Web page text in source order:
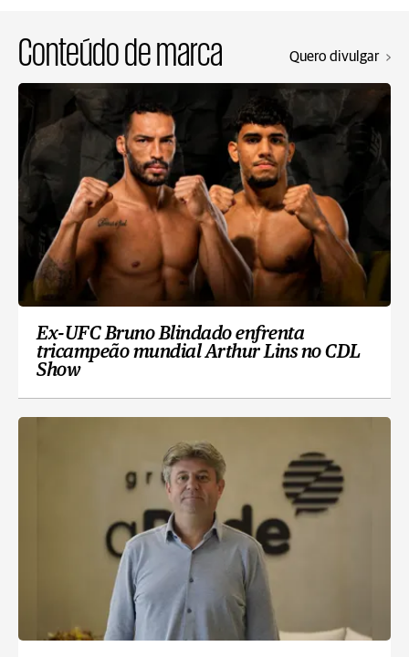
Conteúdo de marca Quero divulgar
Ex-UFC Bruno Blindado enfrenta
tricampeão mundial Arthur Lins no CDL
Show